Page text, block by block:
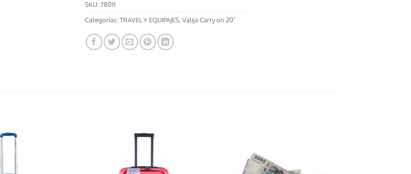
SKU:78011
Categorías:TRAVEL Y EQUIPAJES Valija Carry on 20"